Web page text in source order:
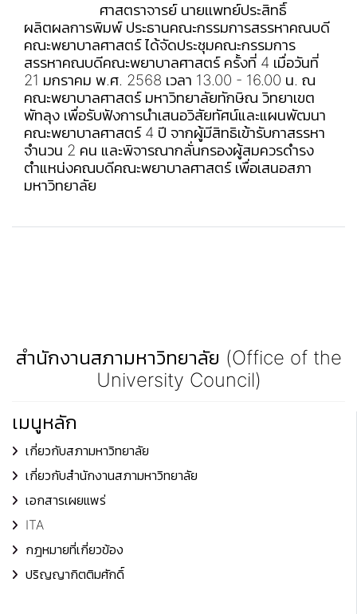
ศาสตราจารย์ นายเเพทย์ประสิทธิ์
ผลิตผลการพิมพ์ ประธานคณะกรรมการสรรหาคณบดี
คณะพยาบาลศาสตร์ ได้จัดประชุมคณะกรรมการ
สรรหาคณบดีคณะพยาบาลศาสตร์ ครั้งที่ 4 เมื่อวันที่
21 มกราคม พ.ศ. 2568 เวลา 13.00 - 16.00 น. ณ
คณะพยาบาลศาสตร์ มหาวิทยาลัยทักษิณ วิทยาเขต
พัทลุง เพื่อรับฟังการนำเสนอวิสัยทัศน์และแผนพัฒนา
คณะพยาบาลศาสตร์ 4 ปี จากผู้มีสิทธิเข้ารับกาสรรหา
จำนวน 2 คน และพิจารณากลั่นกรองผู้สมควรดำรง
ตำแหน่งคณบดีคณะพยาบาลศาสตร์ เพื่อเสนอสภา
มหาวิทยาลัย
สำนักงานสภามหาวิทยาลัย (Office of the
University Council)
เมนูหลัก
เกี่ยวกับสภามหาวิทยาลัย
เกี่ยวกับสำนักงานสภามหาวิทยาลัย
เอกสารเผยแพร่
ITA
กฎหมายที่เกี่ยวข้อง
ปริญญากิตติมศักดิ์